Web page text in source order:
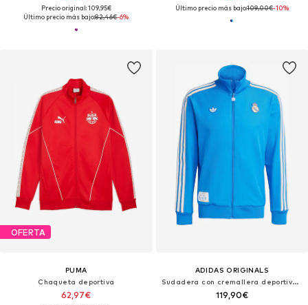
Precio original: 109,95€
Último precio más bajo:82,46€-6%
Último precio más bajo:109,00€-10%
OFERTA
PUMA
Chaqueta deportiva
62,97€
ADIDAS ORIGINALS
Sudadera con cremallera deportiva 'Real Madrid Terrace Icons'
119,90€